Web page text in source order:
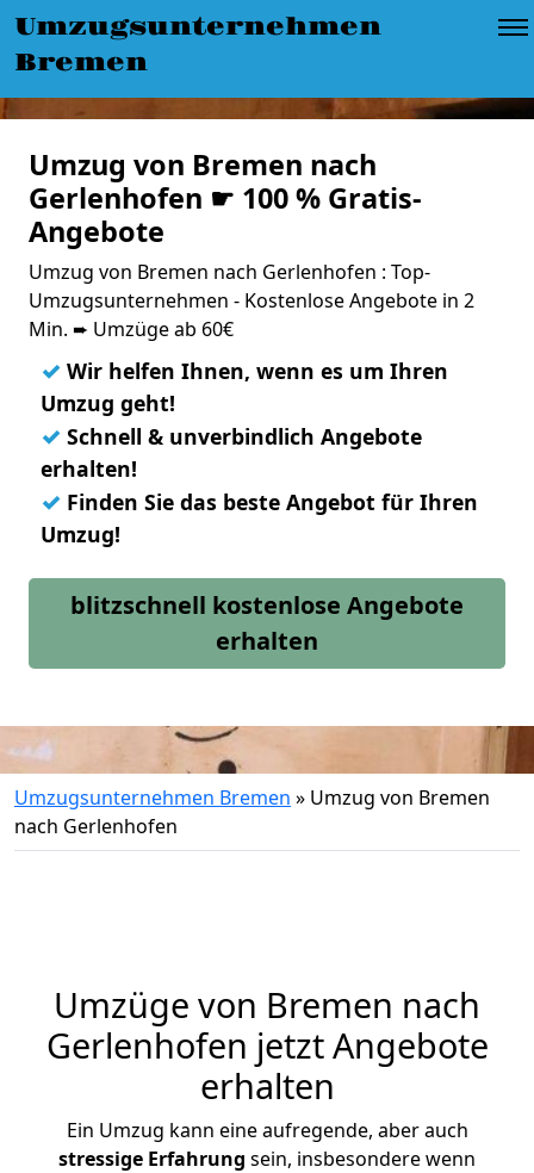
Umzugsunternehmen
Bremen
Umzug von Bremen nach
Gerlenhofen ☛ 100 % Gratis-
Angebote
Umzug von Bremen nach Gerlenhofen : Top-
Umzugsunternehmen - Kostenlose Angebote in 2
Min. ➨ Umzüge ab 60€
✓ Wir helfen Ihnen, wenn es um Ihren
Umzug geht!
✓ Schnell & unverbindlich Angebote
erhalten!
✓ Finden Sie das beste Angebot für Ihren
Umzug!
blitzschnell kostenlose Angebote
erhalten
Umzugsunternehmen Bremen » Umzug von Bremen
nach Gerlenhofen
Umzüge von Bremen nach
Gerlenhofen jetzt Angebote
erhalten
Ein Umzug kann eine aufregende, aber auch
stressige Erfahrung sein, insbesondere wenn